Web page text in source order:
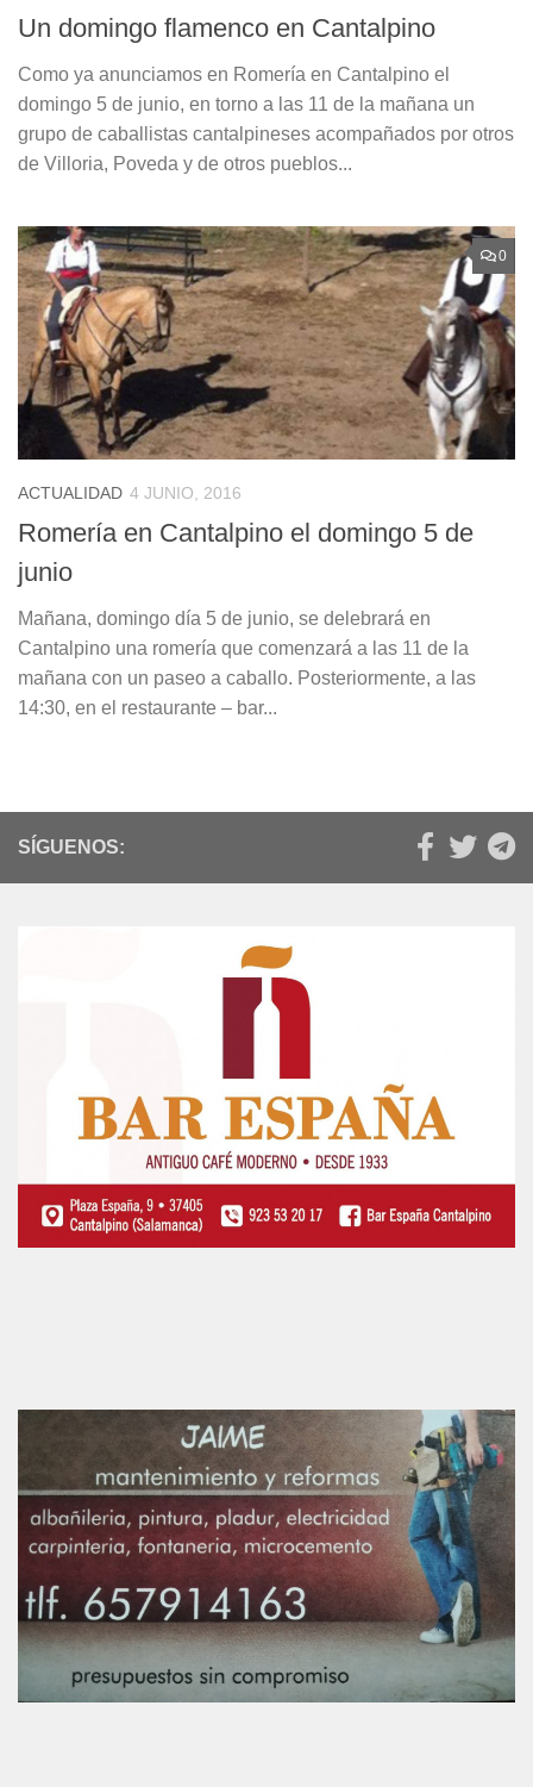
Un domingo flamenco en Cantalpino
Como ya anunciamos en Romería en Cantalpino el
domingo 5 de junio, en torno a las 11 de la mañana un
grupo de caballistas cantalpineses acompañados por otros
de Villoria, Poveda y de otros pueblos...
0
ACTUALIDAD 4 JUNIO, 2016
Romería en Cantalpino el domingo 5 de
junio
Mañana, domingo día 5 de junio, se delebrará en
Cantalpino una romería que comenzará a las 11 de la
mañana con un paseo a caballo. Posteriormente, a las
14:30, en el restaurante – bar...
SÍGUENOS: